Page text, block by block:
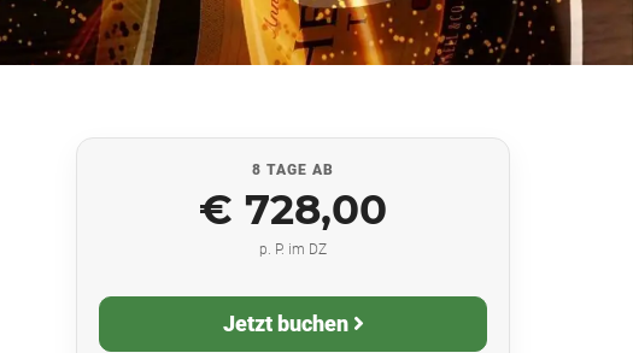
8 TAGE AB
€ 728,00
p. P. im DZ
Jetzt buchen